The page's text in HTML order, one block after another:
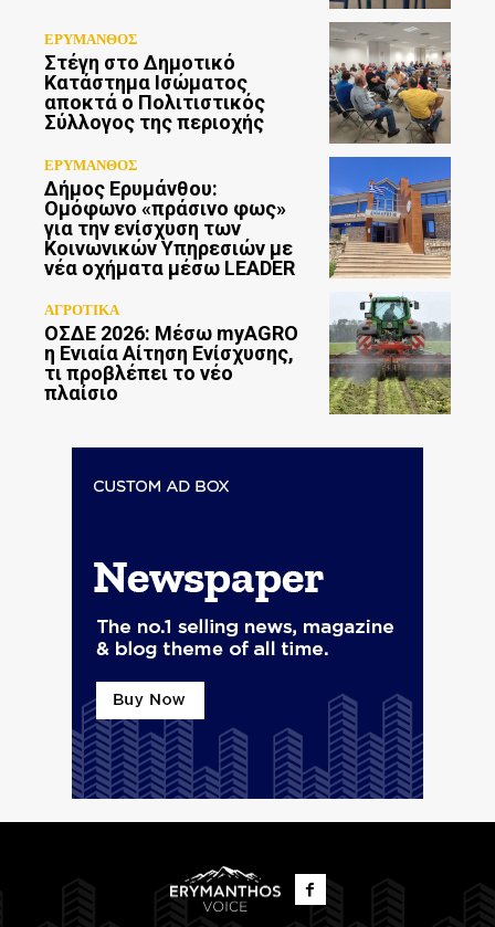
ΕΡΥΜΑΝΘΟΣ
Στέγη στο Δημοτικό
Κατάστημα Ισώματος
αποκτά ο Πολιτιστικός
Σύλλογος της περιοχής
ΕΡΥΜΑΝΘΟΣ
Δήμος Ερυμάνθου:
Ομόφωνο «πράσινο φως»
για την ενίσχυση των
Κοινωνικών Υπηρεσιών με
νέα οχήματα μέσω LEADER
ΑΓΡΟΤΙΚΑ
ΟΣΔΕ 2026: Μέσω myAGRO
η Ενιαία Αίτηση Ενίσχυσης,
τι προβλέπει το νέο
πλαίσιο